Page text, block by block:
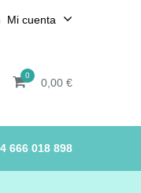
Mi cuenta
0
0,00 €
666 018 898